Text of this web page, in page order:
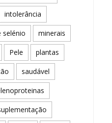
intolerância
selénio minerais
Pele plantas
saudável